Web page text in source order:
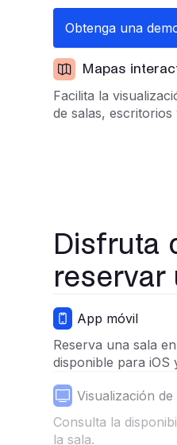
Obtenga una
Mapas
Facilita la
de salas, escritorios
Disfruta
reservar
App móvil
Reserva una sala
disponible para iOS
Visualización de
Consulta la
la sala.